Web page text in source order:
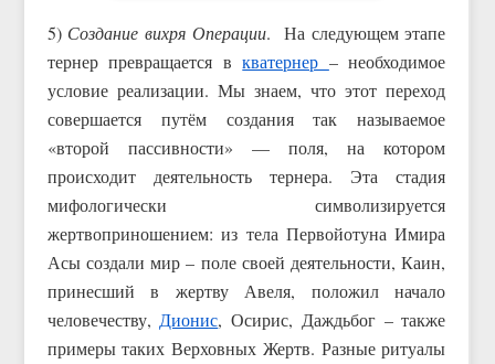
5) Создание вихря Операции. На следующем этапе
тернер превращается вкватернер – необходимое
условие реализации. Мы знаем, что этот переход
совершается путём создания так называемое
«второй пассивности» — поля, на котором
происходит деятельность тернера. Эта стадия
мифологически символизируется
жертвоприношением: из тела Первойотуна Имира
Асы создали мир – поле своей деятельности, Каин,
принесший в жертву Авеля, положил начало
человечеству,Дионис, Осирис, Даждьбог – также
примеры таких Верховных Жертв. Разные ритуалы